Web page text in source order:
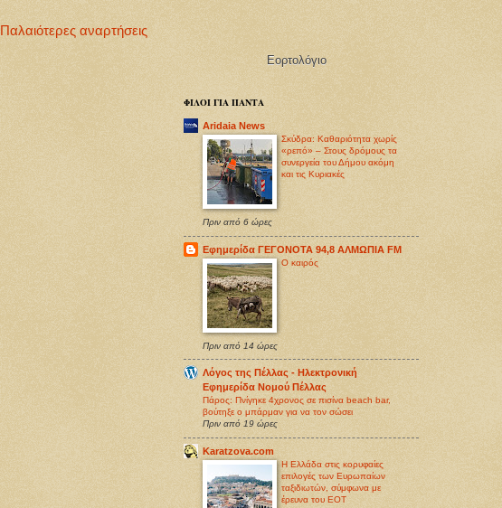
Παλαιότερες αναρτήσεις
Εορτολόγιο
ΦΙΛΟΙ ΓΙΑ ΠΑΝΤΑ
Aridaia News
Σκύδρα: Καθαριότητα χωρίς
«ρεπό» – Στους δρόμους τα
συνεργεία του Δήμου ακόμη
και τις Κυριακές
Πριν από 6 ώρες
Εφημερίδα ΓΕΓΟΝΟΤΑ 94,8 ΑΛΜΩΠΙΑ FM
O καιρός
Πριν από 14 ώρες
Λόγος της Πέλλας - Ηλεκτρονική
Εφημερίδα Νομού Πέλλας
Πάρος: Πνίγηκε 4χρονος σε πισίνα beach bar,
βούτηξε ο μπάρμαν για να τον σώσει
Πριν από 19 ώρες
Karatzova.com
Η Ελλάδα στις κορυφαίες
επιλογές των Ευρωπαίων
ταξιδιωτών, σύμφωνα με
έρευνα του ΕΟΤ